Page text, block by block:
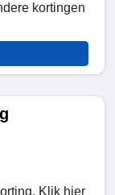
kortingen
Klik hier